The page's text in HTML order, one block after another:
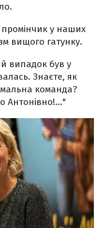
промінчик у наших
вищого гатунку.
випадок був у
Знаєте, як
команда?
Антонівно!..."